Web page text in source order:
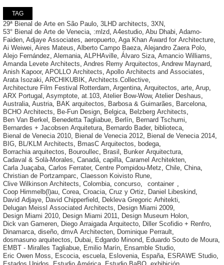
TAG
29ª Bienal de Arte en São Paulo, 3LHD architects, 3XN,
53° Bienal de Arte de Venecia, :mlzd, A4estudio, Abu Dhabi, Adamo-
Faiden, Adjaye Associates, aeropuerto, Aga Khan Award for Architecture,
Ai Weiwei, Aires Mateus, Alberto Campo Baeza, Alejandro Zaera Polo,
Alejo Fernández, Alemania, ALPHAville, Álvaro Siza, Amancio Williams,
Amanda Levete Architects, Andres Remy Arquitectos, Andrew Maynard,
Anish Kapoor, APOLLO Architects, Apollo Architects and Associates,
Arata Isozaki, ARCHIKUBIK, Architects.Collective,
Architecture Film Festival Rotterdam, Argentina, Arquitectos, arte, Arup,
ARX Portugal , Asymptote, at.103, Atelier Bow-Wow, Atelier Deshaus,
Australia, Austria, BAK arquitectos, Barbosa & Guimarães, Barcelona,
BCHO Architects, Be-Fun Design, Belgica, Belzberg Architects,
Ben Van Berkel , Benedetta Tagliabue, Berlín, Bernard Tschumi,
Bernardes + Jacobsen Arquitetura, Bernardo Bader, biblioteca,
Bienal de Venecia 2010, Bienal de Venecia 2012, Bienal de Venecia 2014,
BIG, BL/KLM Architects, BmasC Arquitectos, bodega,
Borrachia arquitectos, Bouroullec, Brasil , Bunker Arquitectura,
Cadaval & Solà-Morales, Canadá, capilla, Caramel Architekten,
Carla Juaçaba, Carlos Ferrater, Centre Pompidou-Metz, Chile, China,
Christian de Portzamparc, Claesson Koivisto Rune,
Clive Wilkinson Architects, Colombia, concurso, container ,
Coop Himmelb(l)au, Corea, Croacia, Cruz y Ortiz, Daniel Libeskind,
David Adjaye, David Chipperfield, Dekleva Gregoric Arhitekti,
Delugan Meissl Associated Architects, Design Miami 2009,
Design Miami 2010, Design Miami 2011, Design Museum Holon,
Dick van Gameren, Diego Arraigada Arquitecto, Diller Scofidio + Renfro,
Dinamarca, diseño, dmvA Architecten, Dominique Perrault,
dosmasuno arquitectos, Dubai, Edgardo Minond, Eduardo Souto de Moura,
EMBT - Miralles Tagliabue, Emilio Marín, Ensamble Studio,
Eric Owen Moss, Escocia, escuela, Eslovenia, España, ESRAWE Studio,